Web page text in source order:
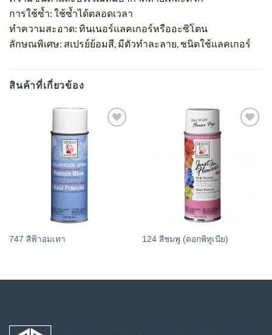
การใช้ซ้ำ: ใช้ซ้ำได้ตลอดเวลา
ทำความสะอาด: ทินเนอร์แลคเกอร์หรืออะซิโตน
ลักษณพิเศษ: สเปรย์ย้อมสี, มีตัวทำละลาย, ชนิดใช้แลคเกอร์
สินค้าที่เกี่ยวข้อง
747 สีฟ้าอมเทา 124 สีชมพู (ดอกพิทูเนีย)